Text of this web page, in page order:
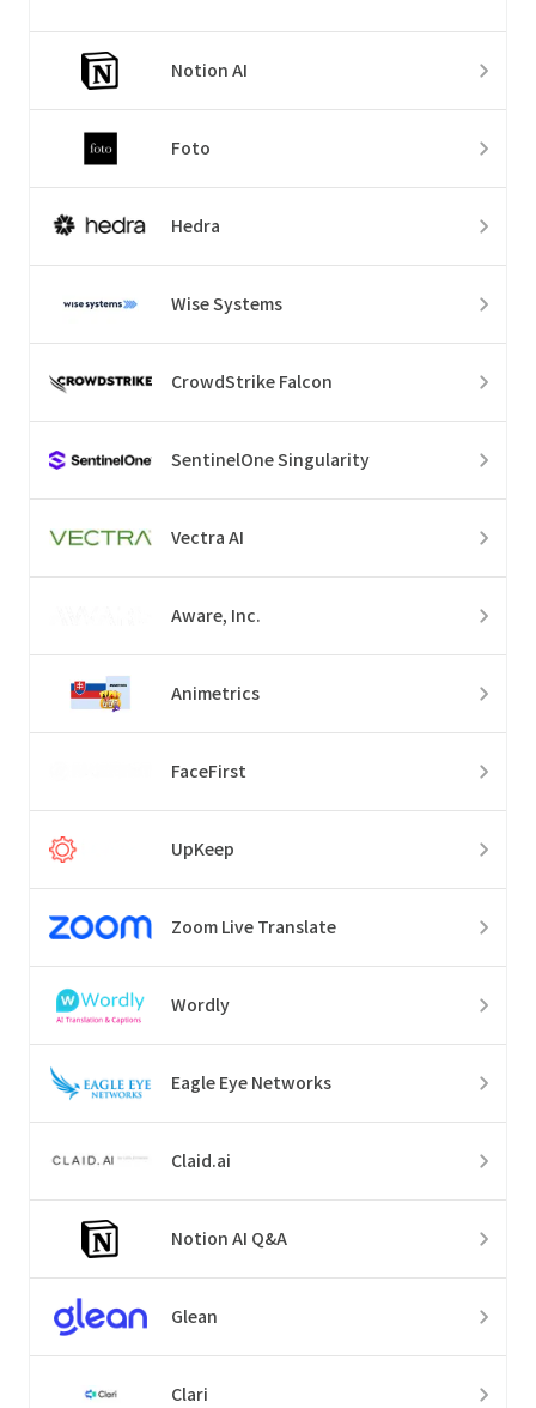
Notion AI
Foto
Hedra
Wise Systems
CrowdStrike Falcon
SentinelOne Singularity
Vectra AI
Aware, Inc.
Animetrics
FaceFirst
UpKeep
Zoom Live Translate
Wordly
Eagle Eye Networks
Claid.ai
Notion AI Q&A
Glean
Clari